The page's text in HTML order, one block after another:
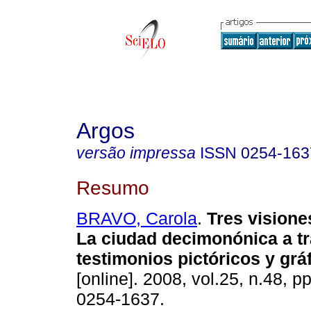
Argos
versão impressa ISSN 0254-
Resumo
BRAVO, Carola. Tres
La ciudad decimonónica a
testimonios pictóricos y
[online]. 2008, vol.25, n.48,
0254-1637.